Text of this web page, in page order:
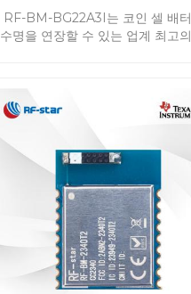
RF-BM-BG22A3I는 코인 셀 배
수명을 연장할 수 있는 업계 최고
비를 제공합니다. 강력한 리소스를
모듈에 Bluetooth 방향 찾기 기능
성화됩니다. RF-BM-BG22A3I
EFR32BG22C224 BLE 모듈로 제